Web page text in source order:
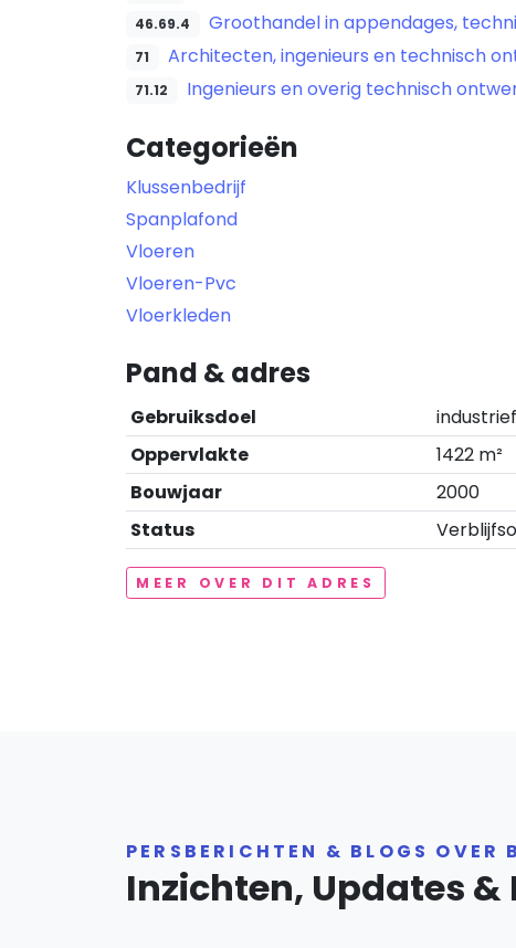
46.69.4 Groothandel in appendages,
71 Architecten, ingenieurs en technisch
71.12 Ingenieurs en overig technisch
Categorieën
Klussenbedrijf
Spanplafond
Vloeren
Vloeren-Pvc
Vloerkleden
Pand & adres
Gebruiksdoel
Oppervlakte
1422 m²
Bouwjaar
2000
Status
MEER OVER DIT ADRES
PERSBERICHTEN & BLOGS OVER
Inzichten, Updates &